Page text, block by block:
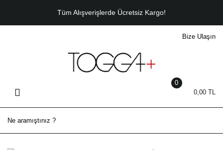
Tüm Alışverişlerde Ücretsiz Kargo!
Bize Ulaşın
0,00 TL
0
Klasik